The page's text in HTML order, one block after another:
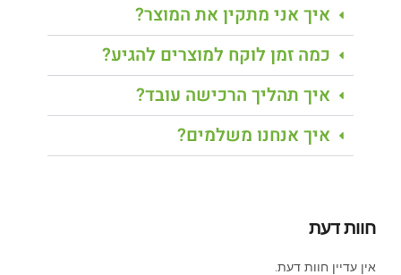
איך אני מתקין את המוצר?
כמה זמן לוקח למוצרים להגיע?
איך תהליך הרכישה עובד?
איך אנחנו משלמים?
חוות דעת
אין עדיין חוות דעת.